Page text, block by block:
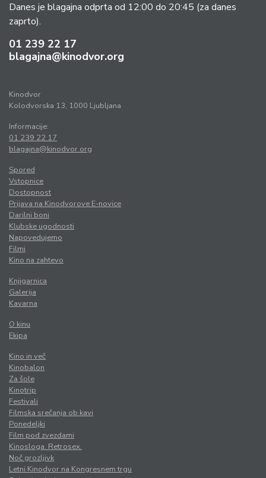
Danes je blagajna odprta od 12:00 do 20:45 (za danes
zaprto).
01 239 22 17
blagajna@kinodvor.org
Kinodvor
Kolodvorska 13, 1000 Ljubljana
Informacije:
01 239 22 17
blagajna@kinodvor.org
Spored
Vstopnice
Dostopnost
Prijava na Kinodvorove E-novice
Darilni boni
Klubske ugodnosti
Napovedujemo
Filmi
Kino na zahtevo
Knjigarnica
Galerija
Kavarna
O kinu
Ekipa
Kino in več
Kinobalon
Za šole
Kinotrip
Festivali
Filmska srečanja ob kavi
Ponedeljki
Film pod zvezdami
Kinosloga. Retrosex.
Noč grozljivk
Letni Kinodvor na Kongresnem trgu